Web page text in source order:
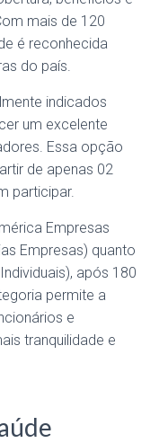
mais de 120
é reconhecida
do país.
indicados
um excelente
Essa opção
de apenas 02
participar.
Empresas
Empresas) quanto
após 180
permite a
e
tranquilidade e